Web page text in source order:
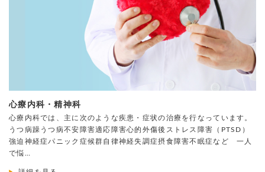
心療内科・精神科
心療内科では、主に次のような疾患・症状の治療を行なっています。
うつ病躁うつ病不安障害適応障害心的外傷後ストレス障害（PTSD）
強迫神経症パニック症候群自律神経失調症摂食障害不眠症など 一人
で悩…